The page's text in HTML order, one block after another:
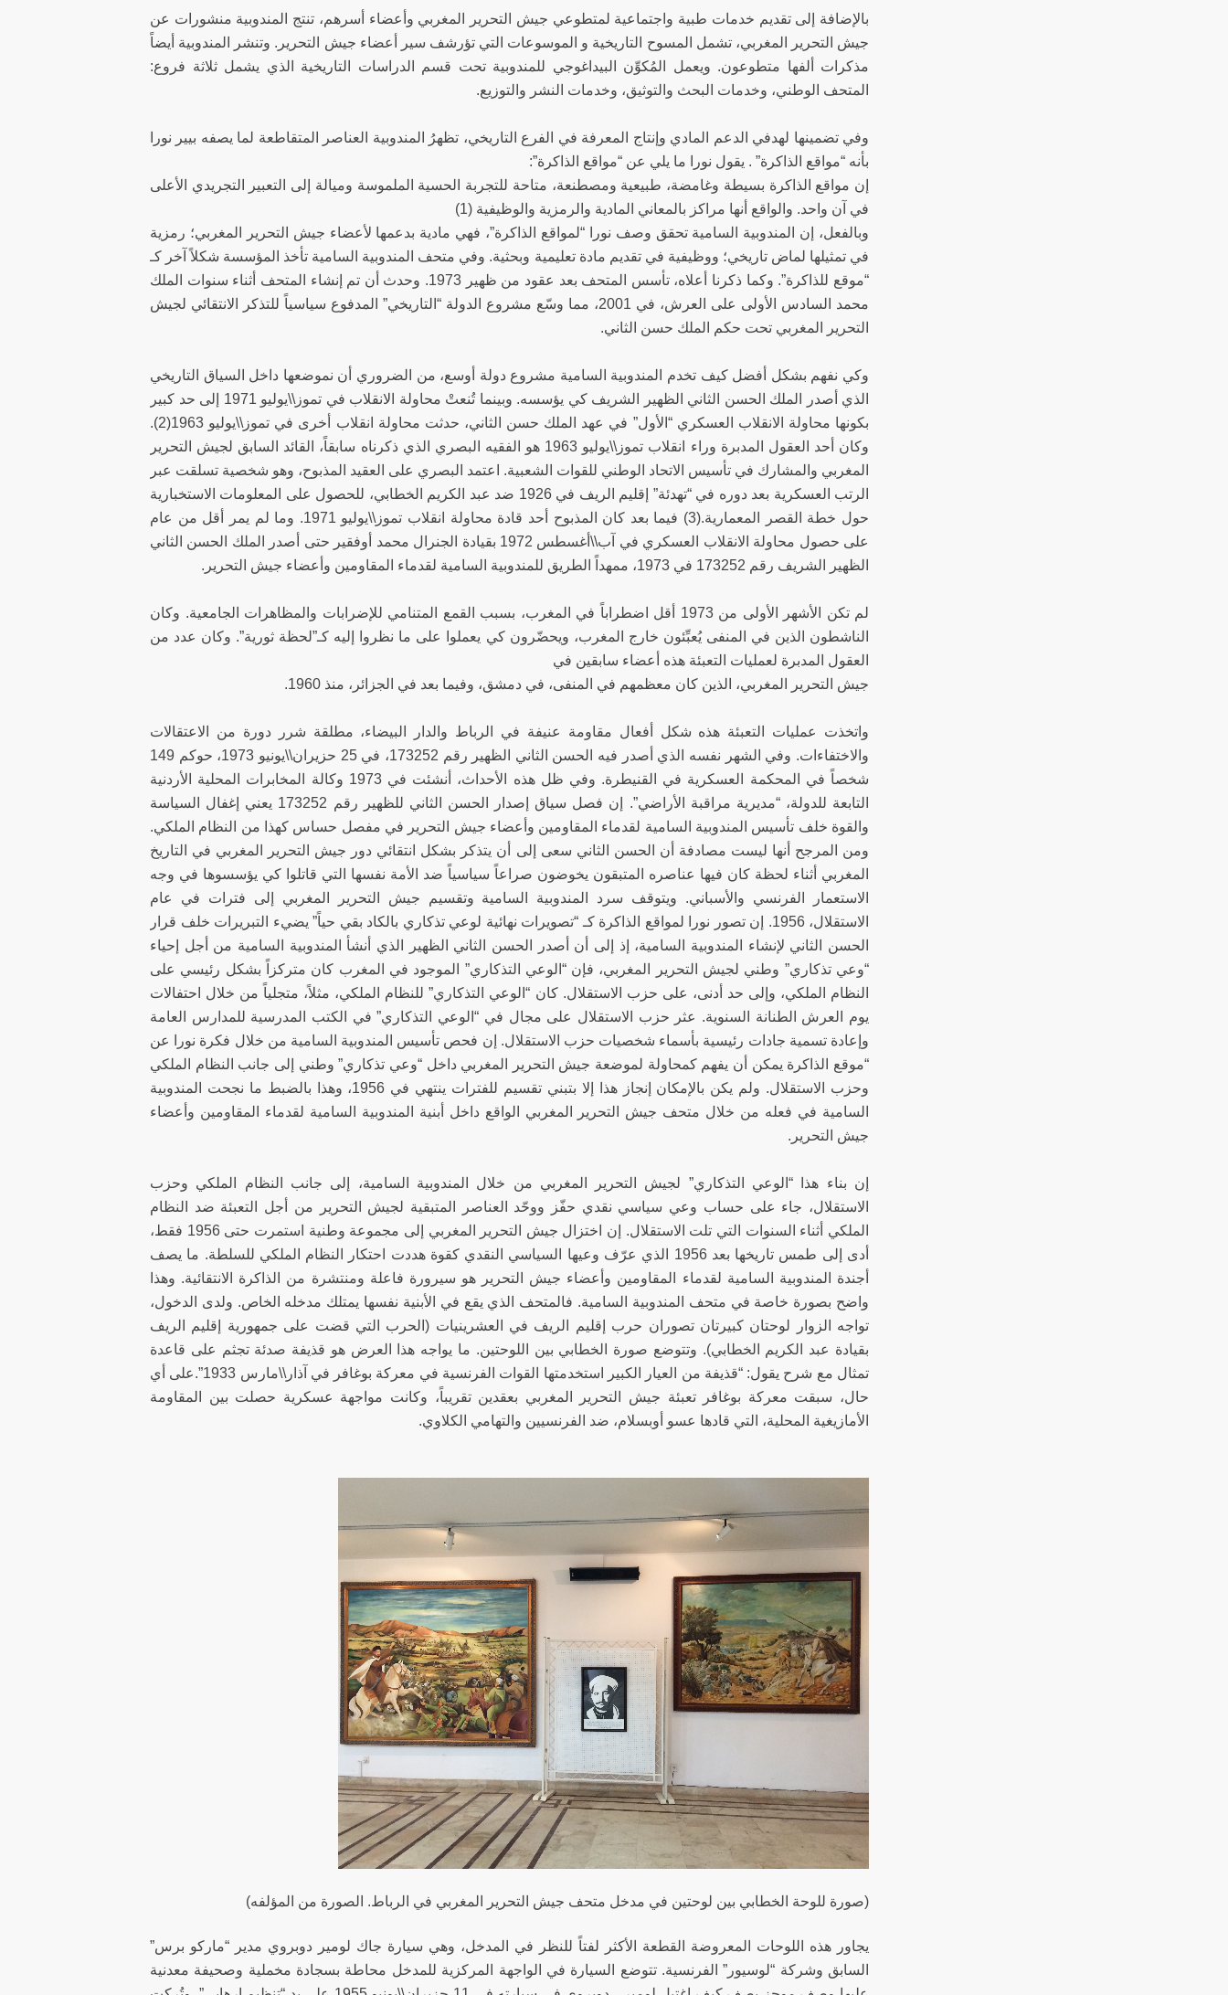
بالإضافة إلى تقديم خدمات طبية واجتماعية لمتطوعي جيش التحرير المغربي وأعضاء أسرهم، تنتج المندوبية منشورات عن
جيش التحرير المغربي، تشمل المسوح التاريخية و الموسوعات التي تؤرشف سير أعضاء جيش التحرير. وتنشر المندوبية أيضاً
مذكرات ألفها متطوعون. ويعمل المُكوِّن البيداغوجي للمندوبية تحت قسم الدراسات التاريخية الذي يشمل ثلاثة فروع:
المتحف الوطني، وخدمات البحث والتوثيق، وخدمات النشر والتوزيع.
وفي تضمينها لهدفي الدعم المادي وإنتاج المعرفة في الفرع التاريخي، تظهرُ المندوبية العناصر المتقاطعة لما يصفه بيير نورا
بأنه “مواقع الذاكرة” . يقول نورا ما يلي عن “مواقع الذاكرة”:
إن مواقع الذاكرة بسيطة وغامضة، طبيعية ومصطنعة، متاحة للتجربة الحسية الملموسة وميالة إلى التعبير التجريدي الأعلى
في آن واحد. والواقع أنها مراكز بالمعاني المادية والرمزية والوظيفية (1)
وبالفعل، إن المندوبية السامية تحقق وصف نورا “لمواقع الذاكرة”، فهي مادية بدعمها لأعضاء جيش التحرير المغربي؛ رمزية
في تمثيلها لماض تاريخي؛ ووظيفية في تقديم مادة تعليمية وبحثية. وفي متحف المندوبية السامية تأخذ المؤسسة شكلاً آخر كـ
“موقع للذاكرة”. وكما ذكرنا أعلاه، تأسس المتحف بعد عقود من ظهير 1973. وحدث أن تم إنشاء المتحف أثناء سنوات الملك
محمد السادس الأولى على العرش، في 2001، مما وسّع مشروع الدولة “التاريخي” المدفوع سياسياً للتذكر الانتقائي لجيش
التحرير المغربي تحت حكم الملك حسن الثاني.
وكي نفهم بشكل أفضل كيف تخدم المندوبية السامية مشروع دولة أوسع، من الضروري أن نموضعها داخل السياق التاريخي
الذي أصدر الملك الحسن الثاني الظهير الشريف كي يؤسسه. وبينما تُنعتْ محاولة الانقلاب في تموز\\يوليو 1971 إلى حد كبير
بكونها محاولة الانقلاب العسكري “الأول” في عهد الملك حسن الثاني، حدثت محاولة انقلاب أخرى في تموز\\يوليو 1963(2).
وكان أحد العقول المدبرة وراء انقلاب تموز\\يوليو 1963 هو الفقيه البصري الذي ذكرناه سابقاً، القائد السابق لجيش التحرير
المغربي والمشارك في تأسيس الاتحاد الوطني للقوات الشعبية. اعتمد البصري على العقيد المذبوح، وهو شخصية تسلقت عبر
الرتب العسكرية بعد دوره في “تهدئة” إقليم الريف في 1926 ضد عبد الكريم الخطابي، للحصول على المعلومات الاستخبارية
حول خطة القصر المعمارية.(3) فيما بعد كان المذبوح أحد قادة محاولة انقلاب تموز\\يوليو 1971. وما لم يمر أقل من عام
على حصول محاولة الانقلاب العسكري في آب\\أغسطس 1972 بقيادة الجنرال محمد أوفقير حتى أصدر الملك الحسن الثاني
الظهير الشريف رقم 173252 في 1973، ممهداً الطريق للمندوبية السامية لقدماء المقاومين وأعضاء جيش التحرير.
لم تكن الأشهر الأولى من 1973 أقل اضطراباً في المغرب، بسبب القمع المتنامي للإضرابات والمظاهرات الجامعية. وكان
الناشطون الذين في المنفى يُعبِّئون خارج المغرب، ويحضّرون كي يعملوا على ما نظروا إليه كـ”لحظة ثورية”. وكان عدد من
العقول المدبرة لعمليات التعبئة هذه أعضاء سابقين في
جيش التحرير المغربي، الذين كان معظمهم في المنفى، في دمشق، وفيما بعد في الجزائر، منذ 1960.
واتخذت عمليات التعبئة هذه شكل أفعال مقاومة عنيفة في الرباط والدار البيضاء، مطلقة شرر دورة من الاعتقالات
والاختفاءات. وفي الشهر نفسه الذي أصدر فيه الحسن الثاني الظهير رقم 173252، في 25 حزيران\\يونيو 1973، حوكم 149
شخصاً في المحكمة العسكرية في القنيطرة. وفي ظل هذه الأحداث، أنشئت في 1973 وكالة المخابرات المحلية الأردنية
التابعة للدولة، “مديرية مراقبة الأراضي”. إن فصل سياق إصدار الحسن الثاني للظهير رقم 173252 يعني إغفال السياسة
والقوة خلف تأسيس المندوبية السامية لقدماء المقاومين وأعضاء جيش التحرير في مفصل حساس كهذا من النظام الملكي.
ومن المرجح أنها ليست مصادفة أن الحسن الثاني سعى إلى أن يتذكر بشكل انتقائي دور جيش التحرير المغربي في التاريخ
المغربي أثناء لحظة كان فيها عناصره المتبقون يخوضون صراعاً سياسياً ضد الأمة نفسها التي قاتلوا كي يؤسسوها في وجه
الاستعمار الفرنسي والأسباني. ويتوقف سرد المندوبية السامية وتقسيم جيش التحرير المغربي إلى فترات في عام
الاستقلال، 1956. إن تصور نورا لمواقع الذاكرة كـ “تصويرات نهائية لوعي تذكاري بالكاد بقي حياً” يضيء التبريرات خلف قرار
الحسن الثاني لإنشاء المندوبية السامية، إذ إلى أن أصدر الحسن الثاني الظهير الذي أنشأ المندوبية السامية من أجل إحياء
“وعي تذكاري” وطني لجيش التحرير المغربي، فإن “الوعي التذكاري” الموجود في المغرب كان متركزاً بشكل رئيسي على
النظام الملكي، وإلى حد أدنى، على حزب الاستقلال. كان “الوعي التذكاري” للنظام الملكي، مثلاً، متجلياً من خلال احتفالات
يوم العرش الطنانة السنوية. عثر حزب الاستقلال على مجال في “الوعي التذكاري” في الكتب المدرسية للمدارس العامة
وإعادة تسمية جادات رئيسية بأسماء شخصيات حزب الاستقلال. إن فحص تأسيس المندوبية السامية من خلال فكرة نورا عن
“موقع الذاكرة يمكن أن يفهم كمحاولة لموضعة جيش التحرير المغربي داخل “وعي تذكاري” وطني إلى جانب النظام الملكي
وحزب الاستقلال. ولم يكن بالإمكان إنجاز هذا إلا بتبني تقسيم للفترات ينتهي في 1956، وهذا بالضبط ما نجحت المندوبية
السامية في فعله من خلال متحف جيش التحرير المغربي الواقع داخل أبنية المندوبية السامية لقدماء المقاومين وأعضاء
جيش التحرير.
إن بناء هذا “الوعي التذكاري” لجيش التحرير المغربي من خلال المندوبية السامية، إلى جانب النظام الملكي وحزب
الاستقلال، جاء على حساب وعي سياسي نقدي حفّز ووحّد العناصر المتبقية لجيش التحرير من أجل التعبئة ضد النظام
الملكي أثناء السنوات التي تلت الاستقلال. إن اختزال جيش التحرير المغربي إلى مجموعة وطنية استمرت حتى 1956 فقط،
أدى إلى طمس تاريخها بعد 1956 الذي عرّف وعيها السياسي النقدي كقوة هددت احتكار النظام الملكي للسلطة. ما يصف
أجندة المندوبية السامية لقدماء المقاومين وأعضاء جيش التحرير هو سيرورة فاعلة ومنتشرة من الذاكرة الانتقائية. وهذا
واضح بصورة خاصة في متحف المندوبية السامية. فالمتحف الذي يقع في الأبنية نفسها يمتلك مدخله الخاص. ولدى الدخول،
تواجه الزوار لوحتان كبيرتان تصوران حرب إقليم الريف في العشرينيات (الحرب التي قضت على جمهورية إقليم الريف
بقيادة عبد الكريم الخطابي). وتتوضع صورة الخطابي بين اللوحتين. ما يواجه هذا العرض هو قذيفة صدئة تجثم على قاعدة
تمثال مع شرح يقول: “قذيفة من العيار الكبير استخدمتها القوات الفرنسية في معركة بوغافر في آذار\\مارس 1933”.على أي
حال، سبقت معركة بوغافر تعبئة جيش التحرير المغربي بعقدين تقريباً، وكانت مواجهة عسكرية حصلت بين المقاومة
الأمازيغية المحلية، التي قادها عسو أوبسلام، ضد الفرنسيين والتهامي الكلاوي.
(صورة للوحة الخطابي بين لوحتين في مدخل متحف جيش التحرير المغربي في الرباط. الصورة من المؤلفه)
يجاور هذه اللوحات المعروضة القطعة الأكثر لفتاً للنظر في المدخل، وهي سيارة جاك لومير دوبروي مدير “ماركو برس”
السابق وشركة “لوسيور” الفرنسية. تتوضع السيارة في الواجهة المركزية للمدخل محاطة بسجادة مخملية وصحيفة معدنية